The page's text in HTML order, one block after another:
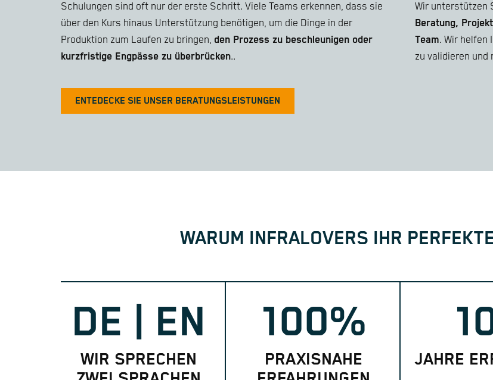
Schulungen sind oft nur der erste Schritt. Viele Teams erkennen, dass sie
über den Kurs hinaus Unterstützung benötigen, um die Dinge in der
Produktion zum Laufen zu bringen, den Prozess zu beschleunigen oder
kurzfristige Engpässe zu überbrücken..
ENTEDECKE SIE UNSER BERATUNGSLEISTUNGEN
Wir unterstützen
Beratung,
Team. Wir helfen
zu validieren und
WARUM INFRALOVERS IHR
DE | EN
WIR SPRECHEN
100%
PRAXISNAHE
JAHRE